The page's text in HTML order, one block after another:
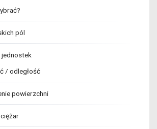
pól
/ odległość
powierzchni